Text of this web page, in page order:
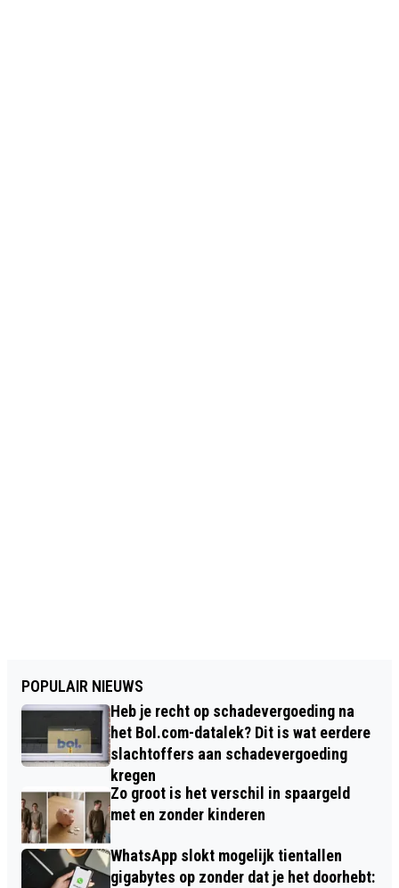
POPULAIR NIEUWS
Heb je recht op schadevergoeding na
het Bol.com-datalek? Dit is wat eerdere
slachtoffers aan schadevergoeding
kregen
Zo groot is het verschil in spaargeld
met en zonder kinderen
WhatsApp slokt mogelijk tientallen
gigabytes op zonder dat je het doorhebt: